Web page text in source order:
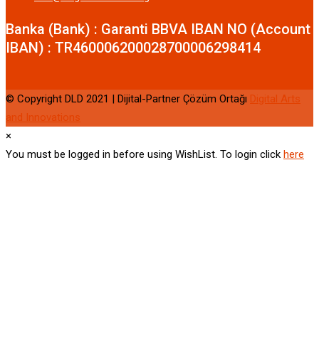
Banka (Bank) : Garanti BBVA IBAN NO (Account
IBAN) : TR460006200028700006298414
© Copyright DLD 2021 | Dijital-Partner Çözüm Ortağı Digital Arts
and Innovations
×
You must be logged in before using WishList. To login click here